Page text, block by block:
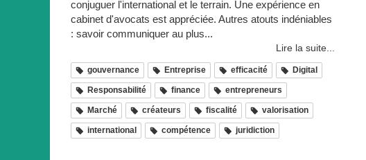
conjuguer l'international et le terrain. Une expérience en
cabinet d'avocats est appréciée. Autres atouts indéniables
: savoir communiquer au plus...
Lire la suite...
gouvernance Entreprise efficacité Digital
Responsabilité finance entrepreneurs
Marché créateurs fiscalité valorisation
international compétence juridiction